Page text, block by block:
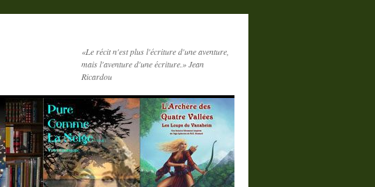
«Le récit n'est plus l'écriture d'une aventure,
mais l'aventure d'une écriture.» Jean
Ricardou